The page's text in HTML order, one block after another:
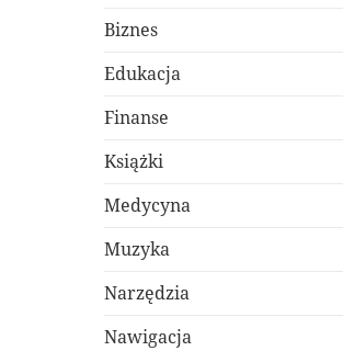
Biznes
Edukacja
Finanse
Książki
Medycyna
Muzyka
Narzędzia
Nawigacja